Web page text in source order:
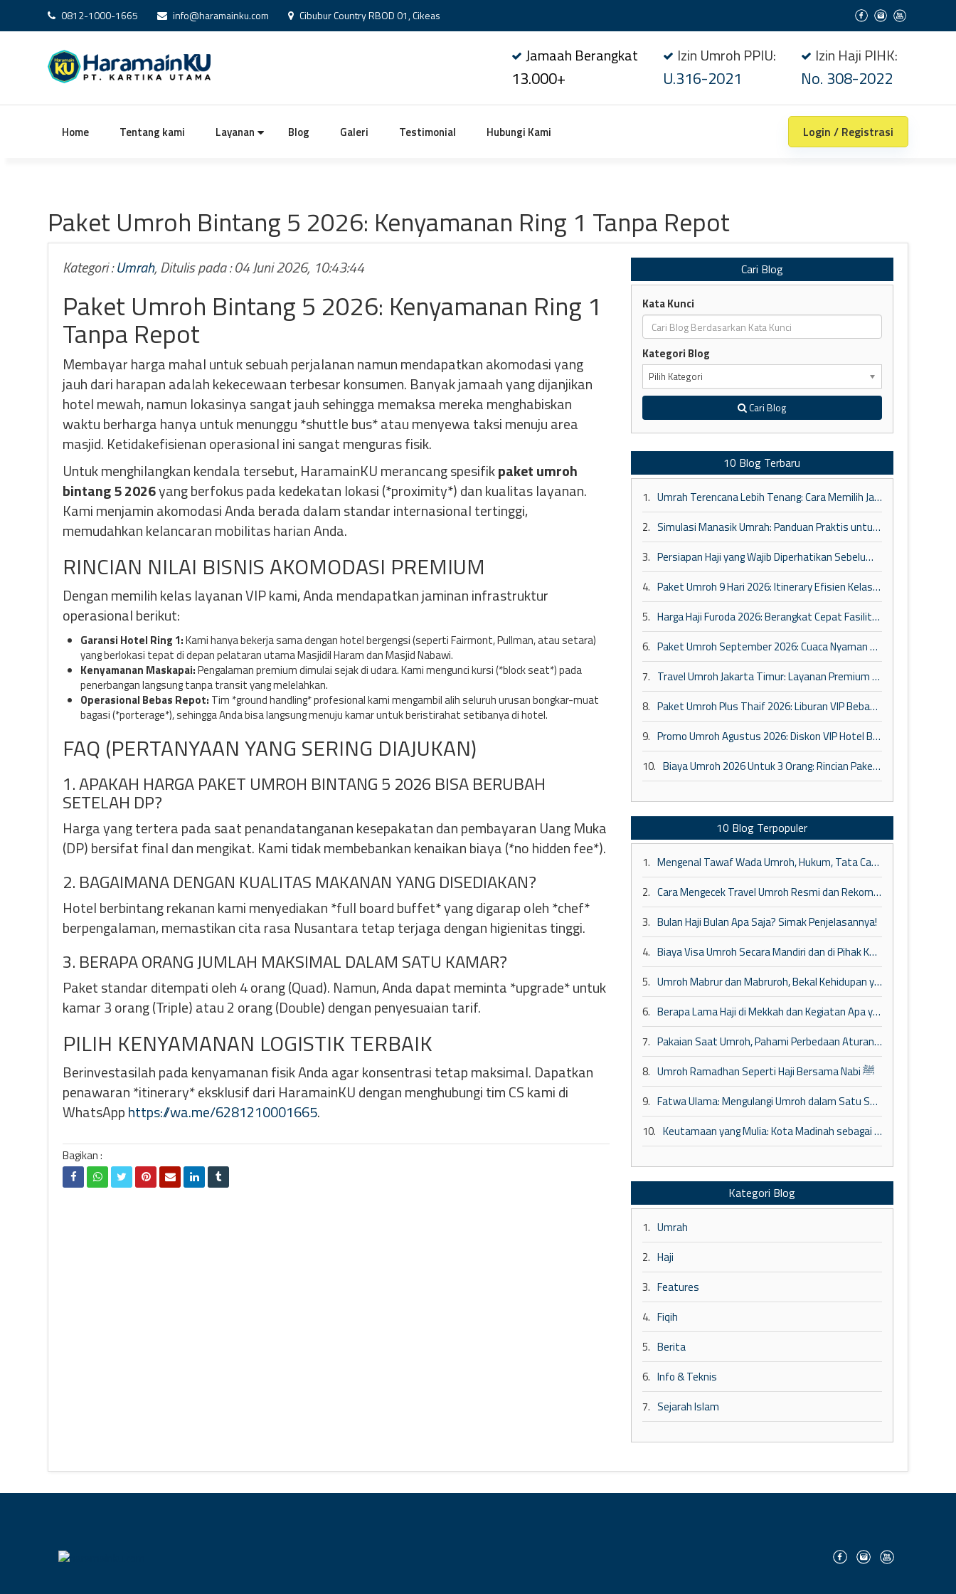
0812-1000-1665 info@haramainku.com Cibubur Country RBOD 01, Cikeas
Jamaah Berangkat
13.000+
Izin Umroh PPIU:
U.316-2021
Izin Haji PIHK:
No. 308-2022
Home Tentang kami Layanan Blog Galeri Testimonial Hubungi Kami Login / Registrasi
Paket Umroh Bintang 5 2026: Kenyamanan Ring 1 Tanpa Repot
Kategori :Umrah, Ditulis pada : 04 Juni 2026, 10:43:44
Paket Umroh Bintang 5 2026: Kenyamanan Ring 1
Tanpa Repot
Membayar harga mahal untuk sebuah perjalanan namun mendapatkan akomodasi yang
jauh dari harapan adalah kekecewaan terbesar konsumen. Banyak jamaah yang dijanjikan
hotel mewah, namun lokasinya sangat jauh sehingga memaksa mereka menghabiskan
waktu berharga hanya untuk menunggu *shuttle bus* atau menyewa taksi menuju area
masjid. Ketidakefisienan operasional ini sangat menguras fisik.
Untuk menghilangkan kendala tersebut, HaramainKU merancang spesifikpaket umroh
bintang 5 2026yang berfokus pada kedekatan lokasi (*proximity*) dan kualitas layanan.
Kami menjamin akomodasi Anda berada dalam standar internasional tertinggi,
memudahkan kelancaran mobilitas harian Anda.
RINCIAN NILAI BISNIS AKOMODASI PREMIUM
Dengan memilih kelas layanan VIP kami, Anda mendapatkan jaminan infrastruktur
operasional berikut:
Garansi Hotel Ring 1:Kami hanya bekerja sama dengan hotel bergengsi (seperti Fairmont, Pullman, atau setara)
yang berlokasi tepat di depan pelataran utama Masjidil Haram dan Masjid Nabawi.
Kenyamanan Maskapai:Pengalaman premium dimulai sejak di udara. Kami mengunci kursi (*block seat*) pada
penerbangan langsung tanpa transit yang melelahkan.
Operasional Bebas Repot: Tim *ground handling* profesional kami mengambil alih seluruh urusan bongkar-muat
bagasi (*porterage*), sehingga Anda bisa langsung menuju kamar untuk beristirahat setibanya di hotel.
FAQ (PERTANYAAN YANG SERING DIAJUKAN)
1. APAKAH HARGA PAKET UMROH BINTANG 5 2026 BISA BERUBAH
SETELAH DP?
Harga yang tertera pada saat penandatanganan kesepakatan dan pembayaran Uang Muka
(DP) bersifat final dan mengikat. Kami tidak membebankan kenaikan biaya (*no hidden fee*).
2. BAGAIMANA DENGAN KUALITAS MAKANAN YANG DISEDIAKAN?
Hotel berbintang rekanan kami menyediakan *full board buffet* yang digarap oleh *chef*
berpengalaman, memastikan cita rasa Nusantara tetap terjaga dengan higienitas tinggi.
3. BERAPA ORANG JUMLAH MAKSIMAL DALAM SATU KAMAR?
Paket standar ditempati oleh 4 orang (Quad). Namun, Anda dapat meminta *upgrade* untuk
kamar 3 orang (Triple) atau 2 orang (Double) dengan penyesuaian tarif.
PILIH KENYAMANAN LOGISTIK TERBAIK
Berinvestasilah pada kenyamanan fisik Anda agar konsentrasi tetap maksimal. Dapatkan
penawaran *itinerary* eksklusif dari HaramainKU dengan menghubungi tim CS kami di
WhatsApphttps://wa.me/6281210001665.
Bagikan :
Cari Blog
Kata Kunci
Kategori Blog
Pilih Kategori
Cari Blog
10 Blog Terbaru
1.
Umrah Terencana Lebih Tenang: Cara Memilih Jadwal dan Paket yang Tepat
2.
Simulasi Manasik Umrah: Panduan Praktis untuk Pemula
3.
Persiapan Haji yang Wajib Diperhatikan Sebelum Berangkat ke Tanah Suci
4.
Paket Umroh 9 Hari 2026: Itinerary Efisien Kelas Bisnis
5.
Harga Haji Furoda 2026: Berangkat Cepat Fasilitas Maktab VIP
6.
Paket Umroh September 2026: Cuaca Nyaman Fasilitas VIP
7.
Travel Umroh Jakarta Timur: Layanan Premium & Kepastian
8.
Paket Umroh Plus Thaif 2026: Liburan VIP Bebas Repot
9.
Promo Umroh Agustus 2026: Diskon VIP Hotel Bintang 5
10.
Biaya Umroh 2026 Untuk 3 Orang: Rincian Paket Keluarga VIP
10 Blog Terpopuler
1.
Mengenal Tawaf Wada Umroh, Hukum, Tata Cara, dan Larangan Setelahnya
2.
Cara Mengecek Travel Umroh Resmi dan Rekomendasi Tour Travel Umroh Terbaik
3. Bulan Haji Bulan Apa Saja? Simak Penjelasannya!
4.
Biaya Visa Umroh Secara Mandiri dan di Pihak Ketiga
5.
Umroh Mabrur dan Mabruroh, Bekal Kehidupan yang Lebih Baik
6.
Berapa Lama Haji di Mekkah dan Kegiatan Apa yang Dilakukan?
7.
Pakaian Saat Umroh, Pahami Perbedaan Aturan Jamaah Wanita dan Pria
8.
Umroh Ramadhan Seperti Haji Bersama Nabi ﷺ
9.
Fatwa Ulama: Mengulangi Umroh dalam Satu Safar
10.
Keutamaan yang Mulia: Kota Madinah sebagai Tempat Penuh Berkah dan Perlindungan
Kategori Blog
1. Umrah
2. Haji
3. Features
4. Fiqih
5. Berita
6. Info & Teknis
7. Sejarah Islam